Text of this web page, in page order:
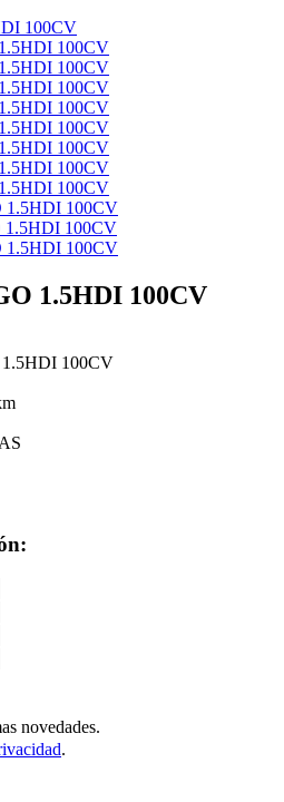
1.5HDI 100CV
100CV
novedades.
.